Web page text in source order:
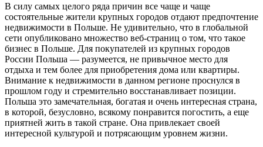
В силу самых целого ряда причин все чаще и чаще
состоятельные жители крупных городов отдают предпочтение
недвижимости в Польше. Не удивительно, что в глобальной
сети опубликовано множество веб-страниц о том, что такое
бизнес в Польше. Для покупателей из крупных городов
России Польша — разумеется, не привычное место для
отдыха и тем более для приобретения дома или квартиры.
Внимание к недвижимости в данном регионе проснулся в
прошлом году и стремительно восстанавливает позиции.
Польша это замечательная, богатая и очень интересная страна,
в которой, безусловно, всякому понравится погостить, а еще
приятней жить в такой стране. Она привлекает своей
интересной культурой и потрясающим уровнем жизни.